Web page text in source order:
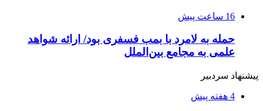
16 ساعت پیش
حمله به لامرد با بمب فسفری بود/ ارائه شواهد
علمی به مجامع بین‌الملل
پیشنهاد سردبیر
4 هفته پیش